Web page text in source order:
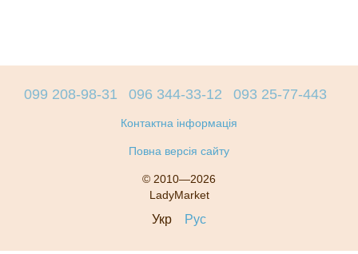
099 208-98-31 096 344-33-12 093 25-77-443
Контактна інформація
Повна версія сайту
© 2010—2026
LadyMarket
Укр Рус